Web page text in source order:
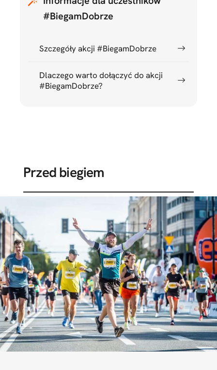
#BiegamDobrze
Szczegóły akcji #BiegamDobrze
Dlaczego warto dołączyć do akcji
#BiegamDobrze?
Przed biegiem